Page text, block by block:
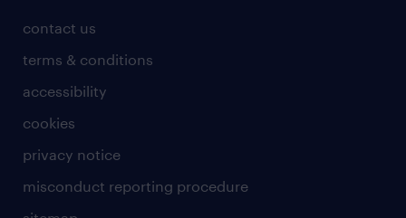
contact us
terms & conditions
accessibility
cookies
privacy notice
misconduct reporting procedure